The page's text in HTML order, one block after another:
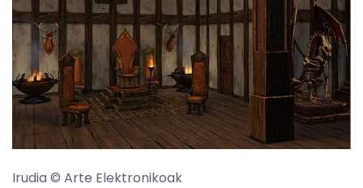
Irudia © Arte Elektronikoak